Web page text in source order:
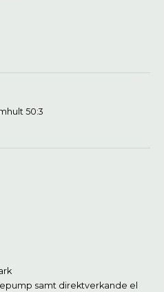
50:3
samt direktverkande el